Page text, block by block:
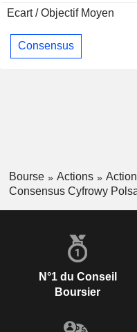
Ecart / Objectif Moyen
Consensus
Bourse Actions
Consensus Cyfrowy
N°1 du Conseil
Boursier